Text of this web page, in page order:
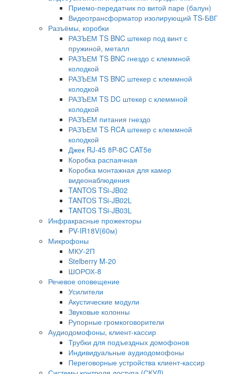
Приемо-передатчик по витой паре (балун)
Видеотрансформатор изолирующий TS-БВГ
Разъёмы, коробки
РАЗЪЕМ TS BNC штекер под винт с
пружиной, металл
РАЗЪЕМ TS BNC гнездо с клеммной
колодкой
РАЗЪЕМ TS BNC штекер с клеммной
колодкой
РАЗЪЕМ TS DC штекер с клеммной
колодкой
РАЗЪЕМ питания гнездо
РАЗЪЕМ TS RCA штекер с клеммной
колодкой
Джек RJ-45 8P-8C CAT5e
Коробка распаячная
Коробка монтажная для камер
видеонаблюдения
TANTOS TSi-JB02
TANTOS TSi-JB02L
TANTOS TSi-JB03L
Инфракрасные прожекторы
PV-IR18V(60м)
Микрофоны
МКУ-2П
Stelberry M-20
ШОРОХ-8
Речевое оповещение
Усилители
Акустические модули
Звуковые колонны
Рупорные громкоговорители
Аудиодомофоны, клиент-кассир
Трубки для подъездных домофонов
Индивидуальные аудиодомофоны
Переговорные устройства клиент-кассир